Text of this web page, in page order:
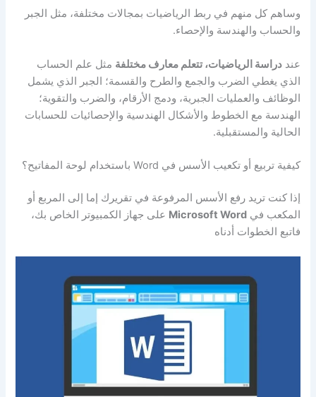
وساهم كل منهم في ربط الرياضيات بمجالات مختلفة، مثل الجبر
والحساب والهندسة والإحصاء.
عنددراسة الرياضيات، تتعلم معارف مختلفة مثل علم الحساب
الذي يغطي الضرب والجمع والطرح والقسمة؛ الجبر الذي يشمل
الوظائف والعمليات الجبرية، ودمج الأرقام، والضرب والتقوية؛
الهندسة مع الخطوط والأشكال الهندسية والإحصائيات للحسابات
الحالية والمستقبلية.
كيفية تربيع أو تكعيب الأسس في Word باستخدام لوحة المفاتيح؟
إذا كنت تريد رفع الأسس المرفوعة في تقريرك إما إلى المربع أو
المكعب فيMicrosoft Word على جهاز الكمبيوتر الخاص بك،
فاتبع الخطوات أدناه